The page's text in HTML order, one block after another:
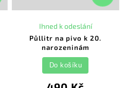
Půllitr na pivo k 20.
narozeninám
Ihned k odeslání
Do košíku